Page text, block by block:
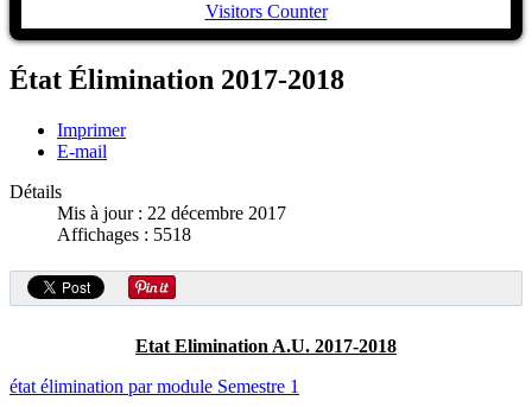
Visitors Counter
État Élimination 2017-2018
Imprimer
E-mail
Détails
Mis à jour : 22 décembre 2017
Affichages : 5518
Etat Elimination A.U. 2017-2018
état élimination par module Semestre 1